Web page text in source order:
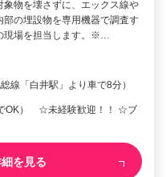
物を壊さずに、エックス線や
の埋設物を専用機器で調査す
現場を担当します。※…
線「白井駅」より車で8分）
OK） ☆未経験歓迎！！ ☆ブ
を見る